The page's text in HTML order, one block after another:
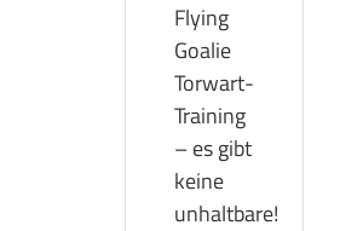
Flying
Goalie
Torwart-
Training
– es gibt
keine
unhaltbare!